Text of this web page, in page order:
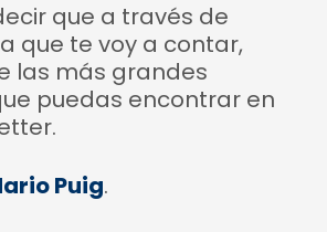
que a través de
que te voy a contar,
las más grandes
puedas encontrar en
Puig.